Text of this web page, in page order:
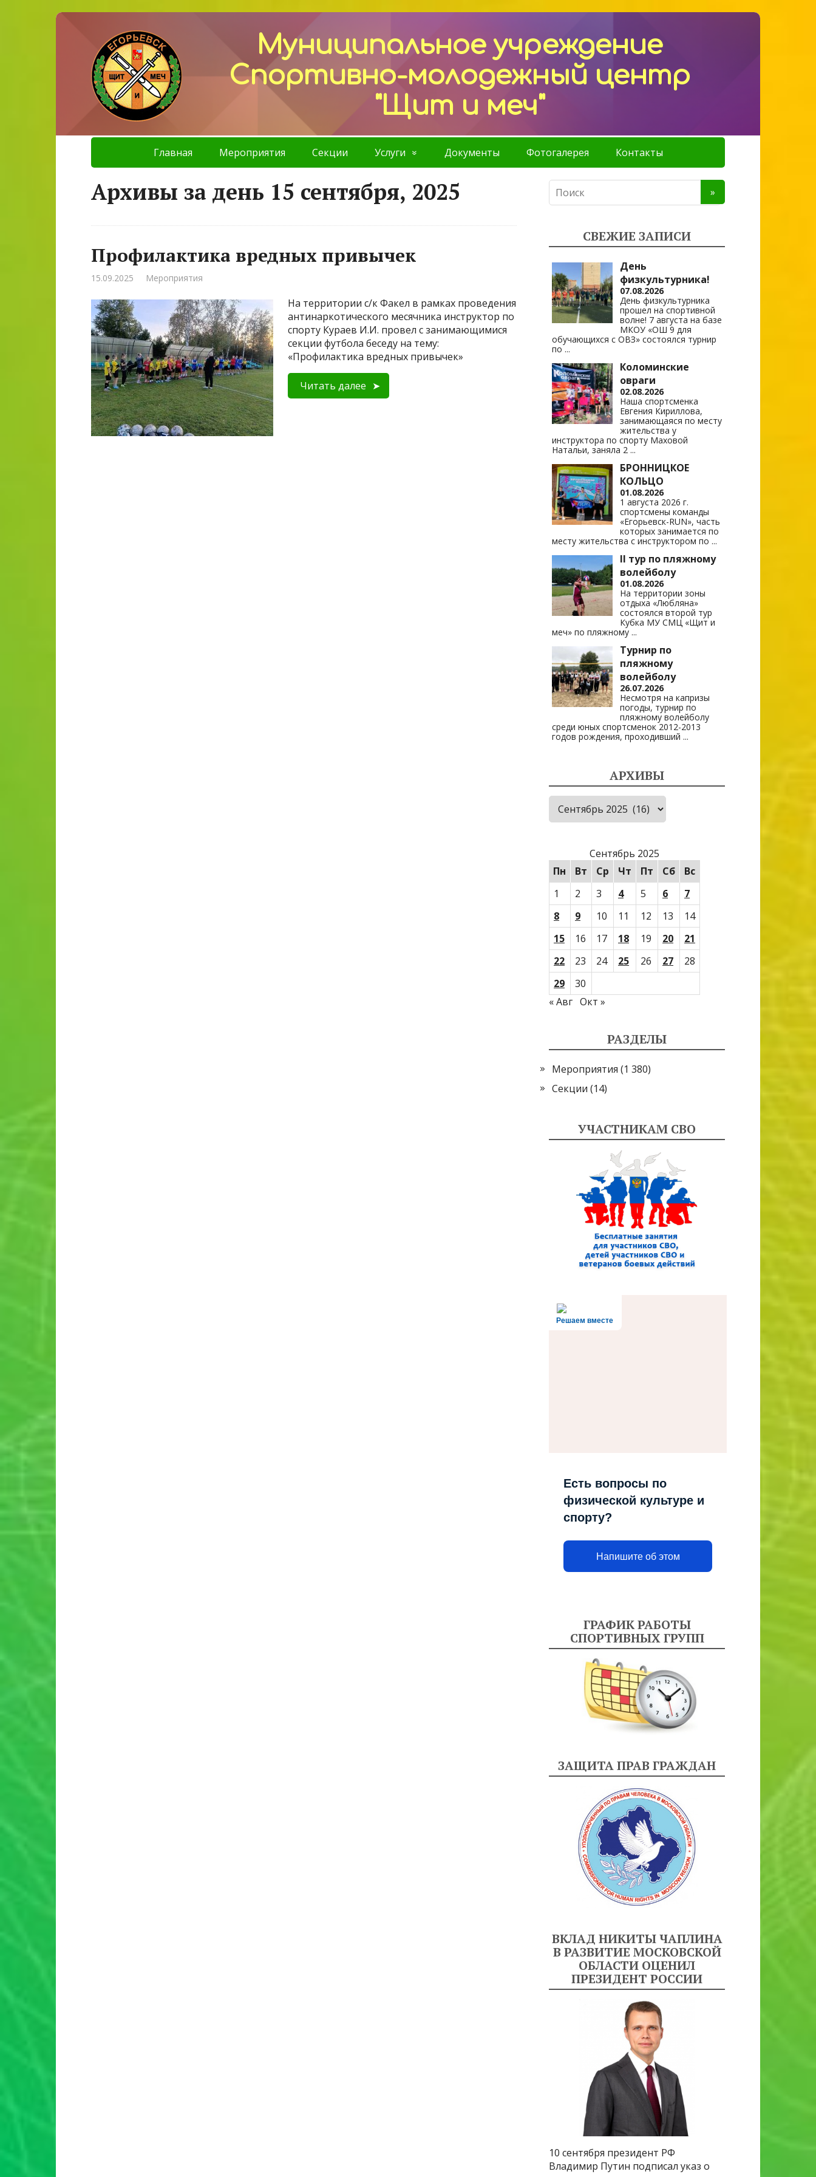
Муниципальное учреждение
Спортивно-молодежный центр
"Щит и меч"
Главная Мероприятия Секции Услуги Документы Фотогалерея Контакты
Архивы за день 15 сентября, 2025
Профилактика вредных привычек
15.09.2025 Мероприятия
На территории с/к Факел в рамках проведения
антинаркотического месячника инструктор по
спорту Кураев И.И. провел с занимающимися
секции футбола беседу на тему:
«Профилактика вредных привычек»
Читать далее
СВЕЖИЕ ЗАПИСИ
День
физкультурника!
07.08.2026
День физкультурника
прошел на спортивной
волне! 7 августа на базе
МКОУ «ОШ 9 для
обучающихся с ОВЗ» состоялся турнир
по...
Коломинские
овраги
02.08.2026
Наша спортсменка
Евгения Кириллова,
занимающаяся по месту
жительства у
инструктора по спорту Маховой
Натальи, заняла 2 ...
БРОННИЦКОЕ
КОЛЬЦО
01.08.2026
1 августа 2026 г.
спортсмены команды
«Егорьевск-RUN», часть
которых занимается по
месту жительства с инструктором по ...
II тур по пляжному
волейболу
01.08.2026
На территории зоны
отдыха «Любляна»
состоялся второй тур
Кубка МУ СМЦ «Щит и
меч» по пляжному ...
Турнир по
пляжному
волейболу
26.07.2026
Несмотря на капризы
погоды, турнир по
пляжному волейболу
среди юных спортсменок 2012-2013
годов рождения, проходивший ...
АРХИВЫ
Архивы
Сентябрь 2025
Пн
Вт Ср Чт Пт Сб
Вс
1
2 3 4 5 6
7
8
9 10 11 12 13
14
15
16 17 18 19 20
21
22
23 24 25 26 27
28
29
30
« Авг Окт »
РАЗДЕЛЫ
Мероприятия (1 380)
Секции (14)
УЧАСТНИКАМ СВО
Решаем вместе
Есть вопросы по
физической культуре и
спорту?
Напишите об этом
ГРАФИК РАБОТЫ
СПОРТИВНЫХ ГРУПП
ЗАЩИТА ПРАВ ГРАЖДАН
ВКЛАД НИКИТЫ ЧАПЛИНА
В РАЗВИТИЕ МОСКОВСКОЙ
ОБЛАСТИ ОЦЕНИЛ
ПРЕЗИДЕНТ РОССИИ
10 сентября президент РФ
Владимир Путин подписал указ о